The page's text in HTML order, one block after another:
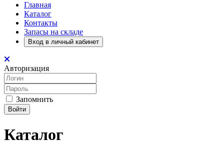
Главная
Каталог
Контакты
Запасы на складе
Вход в личный кабинет
Авторизация
Запомнить
Войти
Каталог